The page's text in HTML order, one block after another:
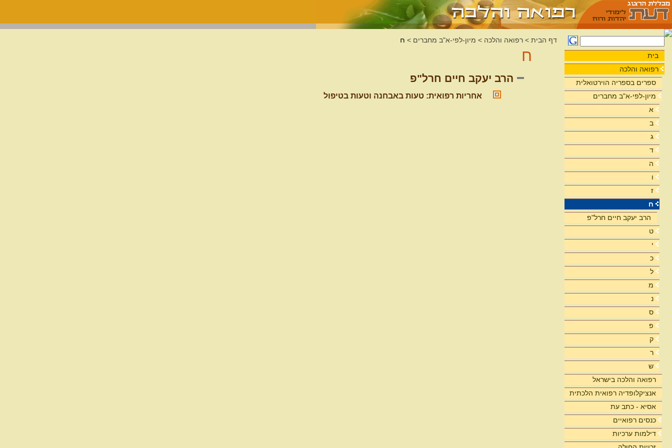
בית
רפואה והלכה
ספרים בספריה הוירטואלית
מיון-לפי-א"ב מחברים
א
ב
ג
ד
ה
ו
ז
ח
הרב יעקב חיים חרל"פ
ט
י
כ
ל
מ
נ
ס
פ
ק
ר
ש
רפואה והלכה בישראל
אנציקלופדיה רפואית הלכתית
אסיא - כתב עת
כנסים רפואיים
דילמות ערכיות
דף הבית > רפואה והלכה > מיון-לפי-א"ב מחברים > ח
ח
הרב יעקב חיים חרל"פ
אחריות רפואית: טעות באבחנה וטעות בטיפול